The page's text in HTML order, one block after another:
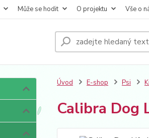
Může se hodit O projektu Vše o
Úvod E-shop Psi
Calibra Dog